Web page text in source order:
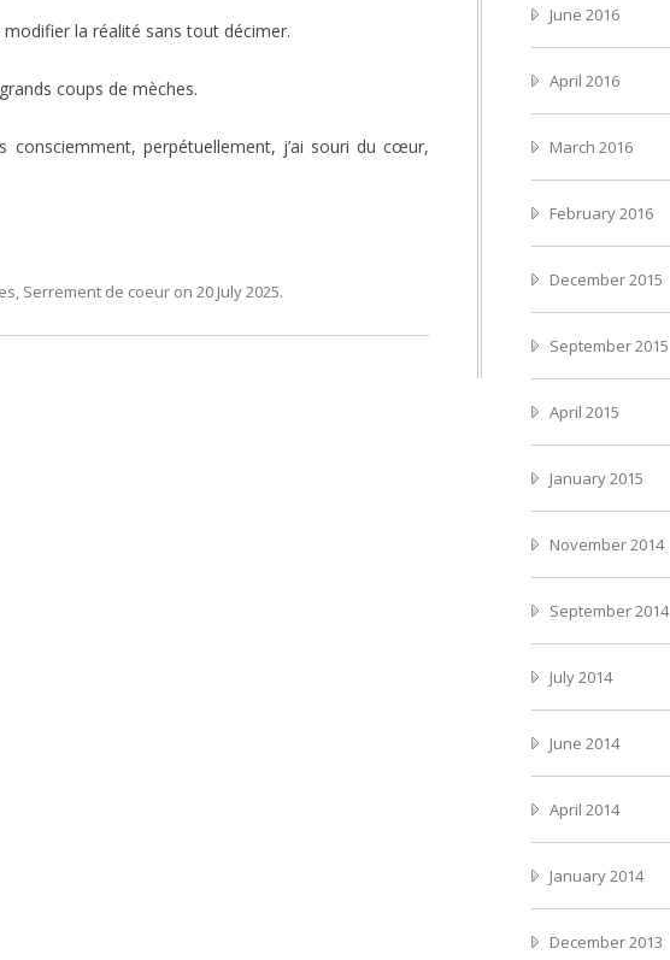
la réalité sans tout décimer.
coups de mèches.
consciemment, perpétuellement, j’ai souri du cœur,
Serrement de coeur on 20 July 2025.
June 2016
April 2016
March 2016
February 2016
December 2015
September 2015
April 2015
January 2015
November 2014
September 2014
July 2014
June 2014
April 2014
January 2014
December 2013